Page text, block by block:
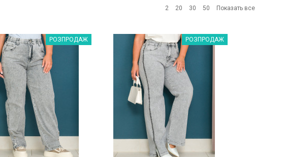
2 20 30 50 Показать все
Наклейки Варіант з %РОЗПРОДАЖ Наклейки Варіант з %РОЗПРОДАЖ